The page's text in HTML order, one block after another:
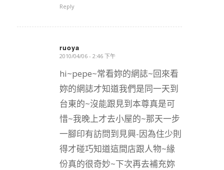
Reply
ruoya
says:
2010/04/06 - 2:46 下午
hi~pepe~常看妳的網誌~回來看
妳的網誌才知道我們是同一天到
台東的~沒能跟見到本尊真是可
惜~我晚上才去小屋的~那天一步
一腳印有訪問到見興-因為住少則
得才碰巧知道這間店跟人物~緣
份真的很奇妙~下次再去補充妳